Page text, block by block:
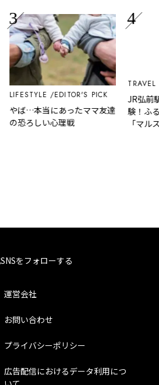
EDITOR'S PICK
…本当にあったママ友達
ろしい心理戦
TRAVEL
JR弘前駅で
験！ふるさ
「マルスで
をフォローする
運営会社
お問い合わせ
プライバシーポリシー
広告配信におけるデータ利用につ